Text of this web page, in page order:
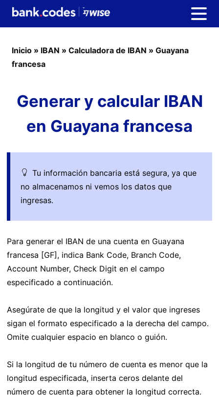
Inicio » IBAN » Calculadora de IBAN » Guayana
francesa
Generar y calcular IBAN
en Guayana francesa
Tu información bancaria está segura, ya que
no almacenamos ni vemos los datos que
ingresas.
Para generar el IBAN de una cuenta en Guayana
francesa [GF], indica Bank Code, Branch Code,
Account Number, Check Digit en el campo
especificado a continuación.
Asegúrate de que la longitud y el valor que ingreses
sigan el formato especificado a la derecha del campo.
Omite cualquier espacio en blanco o guión.
Si la longitud de tu número de cuenta es menor que la
longitud especificada, inserta ceros delante del
número de cuenta para obtener la longitud correcta.